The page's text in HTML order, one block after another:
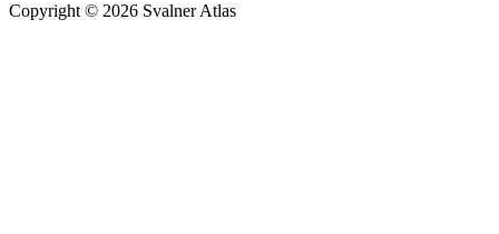
Copyright © 2026 Svalner Atlas